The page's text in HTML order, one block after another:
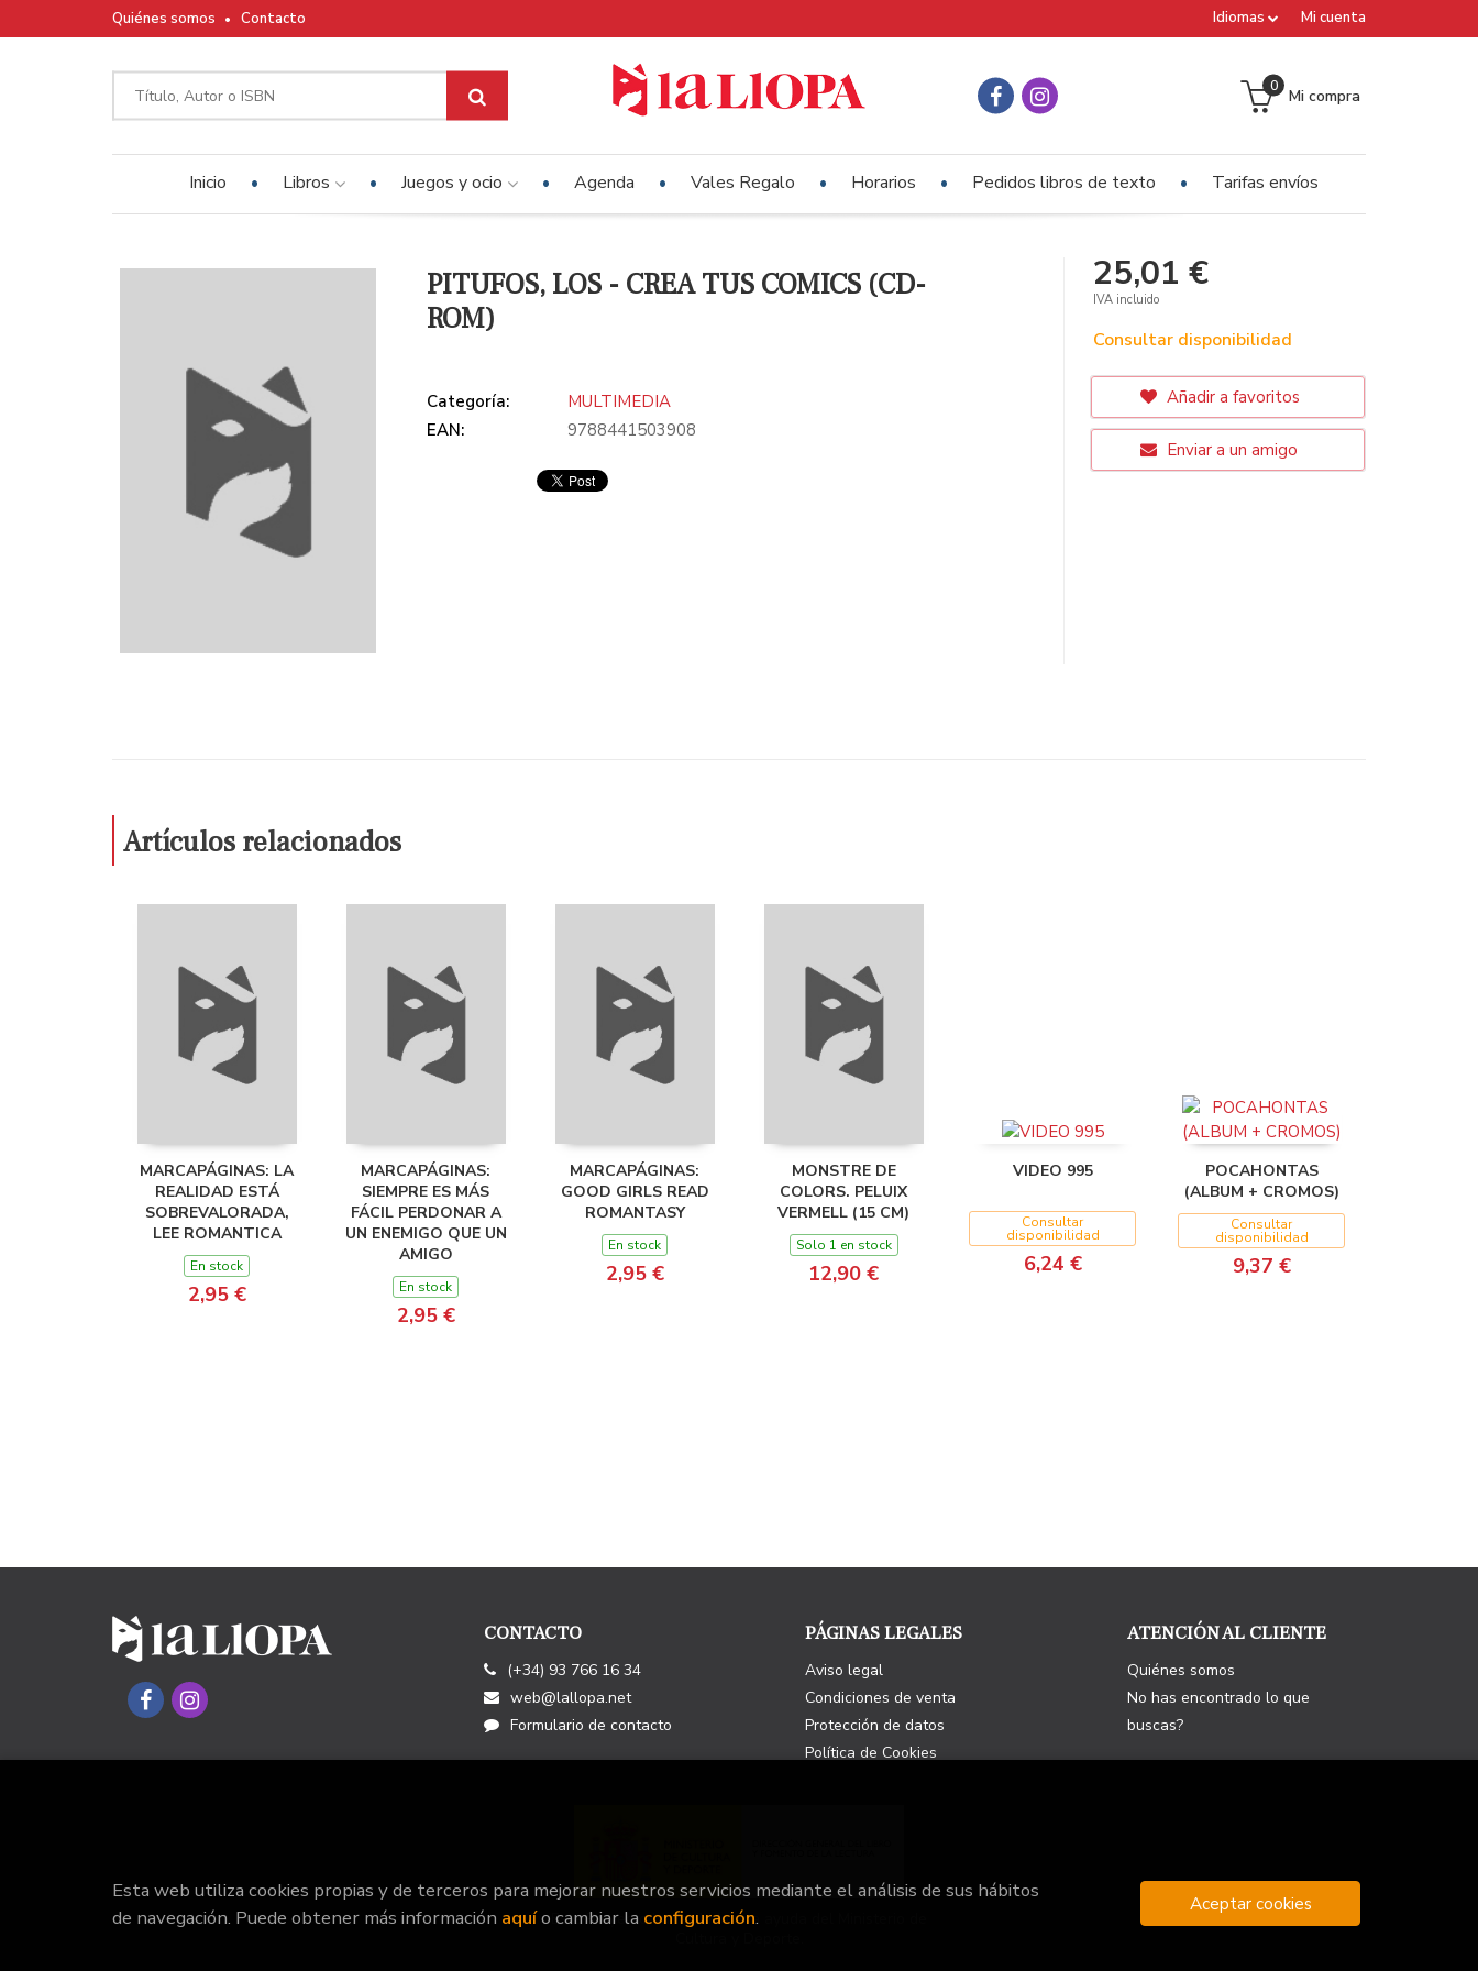
Mi cuenta
Idiomas
Quiénes somos Contacto
Mi compra
0
Inicio Libros Juegos y ocio Agenda Vales Regalo Horarios Pedidos libros de texto Tarifas envíos
PITUFOS, LOS - CREA TUS COMICS (CD-
ROM)
Categoría:
MULTIMEDIA
EAN:
9788441503908
25,01 €
IVA incluido
Consultar disponibilidad
Añadir a favoritos
Enviar a un amigo
Artículos relacionados
MARCAPÁGINAS: LA
REALIDAD ESTÁ
SOBREVALORADA,
LEE ROMANTICA
En stock
2,95 €
MARCAPÁGINAS:
SIEMPRE ES MÁS
FÁCIL PERDONAR A
UN ENEMIGO QUE UN
AMIGO
En stock
2,95 €
MARCAPÁGINAS:
GOOD GIRLS READ
ROMANTASY
En stock
2,95 €
MONSTRE DE
COLORS. PELUIX
VERMELL (15 CM)
Solo 1 en stock
12,90 €
VIDEO 995
Consultar
disponibilidad
6,24 €
POCAHONTAS
(ALBUM + CROMOS)
Consultar
disponibilidad
9,37 €
CONTACTO
(+34) 93 766 16 34
web@lallopa.net
Formulario de contacto
PÁGINAS LEGALES
Aviso legal
Condiciones de venta
Protección de datos
Política de Cookies
ATENCIÓN AL CLIENTE
Quiénes somos
No has encontrado lo que
buscas?
Este Proyecto ha recibido una ayuda del Ministerio de
Esta web utiliza cookies propias y de terceros para mejorar nuestros servicios mediante el análisis de sus hábitos
de navegación. Puede obtener más información aquío cambiar la configuración.
Aceptar cookies